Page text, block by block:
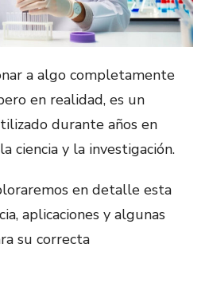
a algo completamente
en realidad, es un
durante años en
ciencia y la investigación.
en detalle esta
aplicaciones y algunas
su correcta